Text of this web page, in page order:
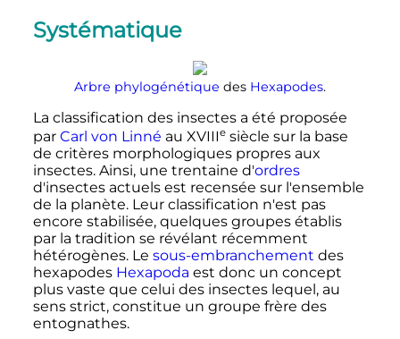
Systématique
Arbre phylogénétique des Hexapodes.
La classification des insectes a été proposée
par Carl von Linné au XVIIIe siècle sur la base
de critères morphologiques propres aux
insectes. Ainsi, une trentaine d'ordres
d'insectes actuels est recensée sur l'ensemble
de la planète. Leur classification n'est pas
encore stabilisée, quelques groupes établis
par la tradition se révélant récemment
hétérogènes. Le sous-embranchement des
hexapodes Hexapoda est donc un concept
plus vaste que celui des insectes lequel, au
sens strict, constitue un groupe frère des
entognathes.